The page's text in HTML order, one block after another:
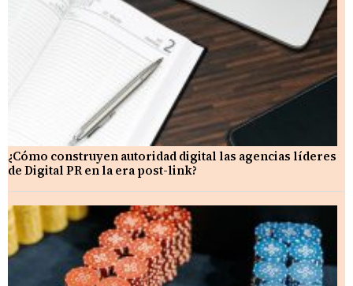
¿Cómo construyen autoridad digital las agencias líderes
de Digital PR en la era post-link?